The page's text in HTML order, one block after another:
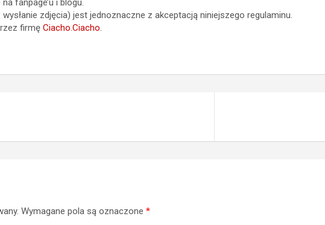
fanpage’u i blogu.
zdjęcia) jest jednoznaczne z akceptacją niniejszego regulaminu.
firmę Ciacho.Ciacho.
Wymagane pola są oznaczone *